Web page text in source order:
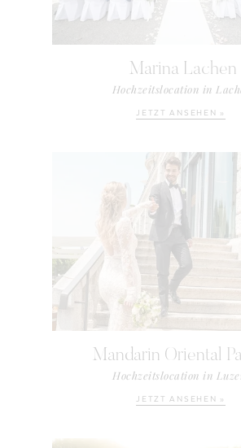
Marina Lachen
Hochzeitslocation in
JETZT ANSEHEN »
Mandarin Oriental
Hochzeitslocation in
JETZT ANSEHEN »